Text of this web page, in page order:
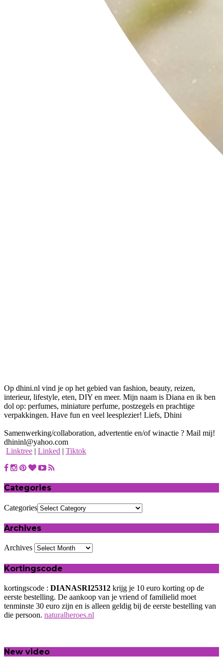
Op dhini.nl vind je op het gebied van fashion, beauty, reizen,
interieur, lifestyle, eten, DIY en meer. Mijn naam is Diana en ik ben
dol op: perfumes, miniature perfume, postzegels en prachtige
verpakkingen. Have fun en veel leesplezier! Liefs, Dhini
Samenwerking/collaboration, advertentie en/of winactie ? Mail mij!
dhininl@yahoo.com
Linktree | Linked | Tiktok
Categories
Categories
Archives
Archives
Kortingscode
kortingscode : DIANASRI25312 krijg je 10 euro korting op de
eerste bestelling. De aankoop van je vriend of familielid moet
tenminste 30 euro zijn en is alleen geldig bij de eerste bestelling van
die persoon. naturalheroes.nl
New video